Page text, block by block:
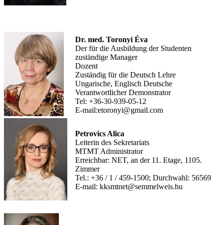
Dr. med. Toronyi Éva
Der für die Ausbildung der Studenten
zuständige Manager
Dozent
Zuständig für die Deutsch Lehre
Ungarische, Englisch Deutsche
Verantwortlicher Demonstrator
Tel: +36-30-939-05-12
E-mail:etoronyi@gmail.com
Petrovics Alica
Leiterin des Sekretariats
MTMT Administrator
Erreichbar: NET, an der 11. Etage, 1105.
Zimmer
Tel.: +36 / 1 / 459-1500; Durchwahl: 56569
E-mail: kksmtnet@semmelweis.hu